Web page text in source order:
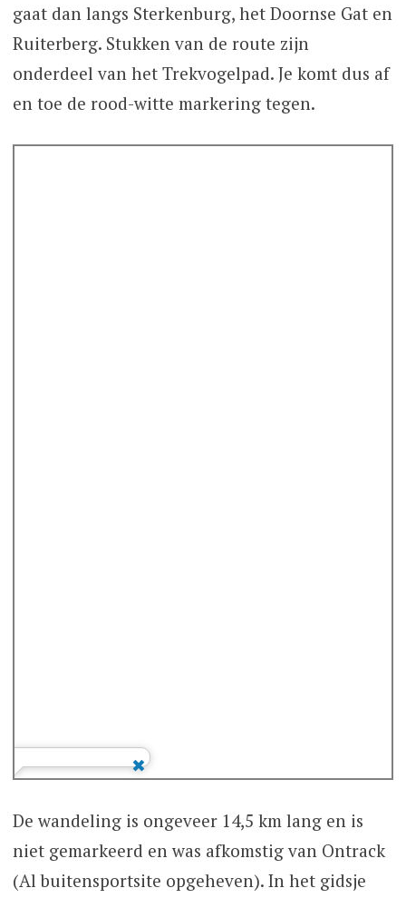
gaat dan langs Sterkenburg, het Doornse Gat en
Ruiterberg. Stukken van de route zijn
onderdeel van het Trekvogelpad. Je komt dus af
en toe de rood-witte markering tegen.
De wandeling is ongeveer 14,5 km lang en is
niet gemarkeerd en was afkomstig van Ontrack
(Al buitensportsite opgeheven). In het gidsje